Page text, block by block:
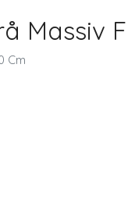
Massiv
Cm